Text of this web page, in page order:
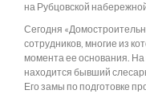
на Рубцовской
Сегодня
сотрудников, многие из
момента ее основания. На
находится бывший
Его замы по подготовке